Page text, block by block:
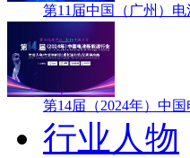
第11届中国（广州）
第14届（2024年）中
行业人物